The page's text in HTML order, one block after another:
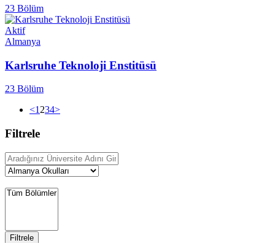
23 Bölüm
Aktif
Almanya
Karlsruhe Teknoloji Enstitüsü
23 Bölüm
<1 234>
Filtrele
Filtrele